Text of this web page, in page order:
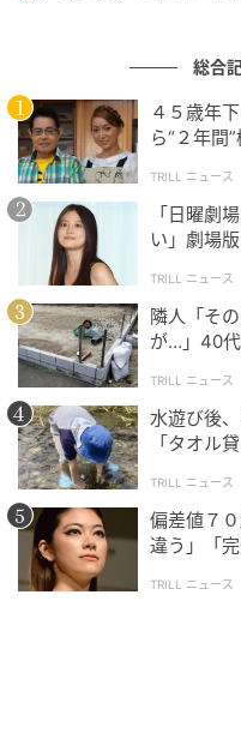
総合
４５歳年
ら“２年間
TRILL ニュース
「日曜劇
い」劇場
TRILL ニュース
隣人「そ
が…」40
TRILL ニュース
水遊び後
「タオル
TRILL ニュース
偏差値７
違う」「
TRILL ニュース